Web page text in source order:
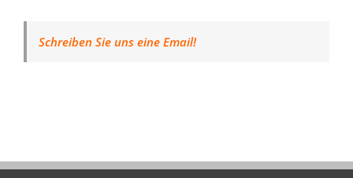
Schreiben Sie uns eine Email!